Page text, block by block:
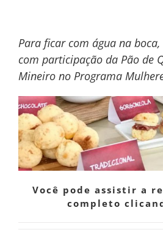
Para ficar com água na
com participação da Pão de
Mineiro no Programa
Você pode assistir a
completo